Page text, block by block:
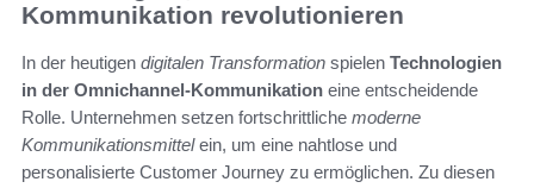
Kommunikation revolutionieren
In der heutigen digitalen Transformation spielen Technologien
in der Omnichannel-Kommunikation eine entscheidende
Rolle. Unternehmen setzen fortschrittliche moderne
Kommunikationsmittelein, um eine nahtlose und
personalisierte Customer Journey zu ermöglichen. Zu diesen